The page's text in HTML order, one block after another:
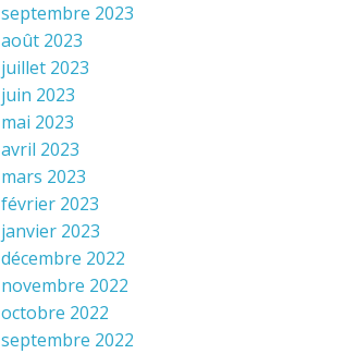
septembre 2023
août 2023
juillet 2023
juin 2023
mai 2023
avril 2023
mars 2023
février 2023
janvier 2023
décembre 2022
novembre 2022
octobre 2022
septembre 2022